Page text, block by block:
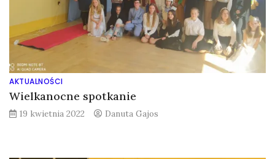
AKTUALNOŚCI
Wielkanocne spotkanie
19 kwietnia 2022 Danuta Gajos